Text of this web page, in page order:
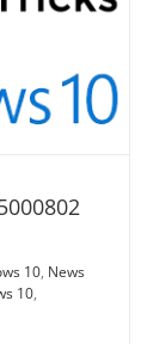
10, News
10,